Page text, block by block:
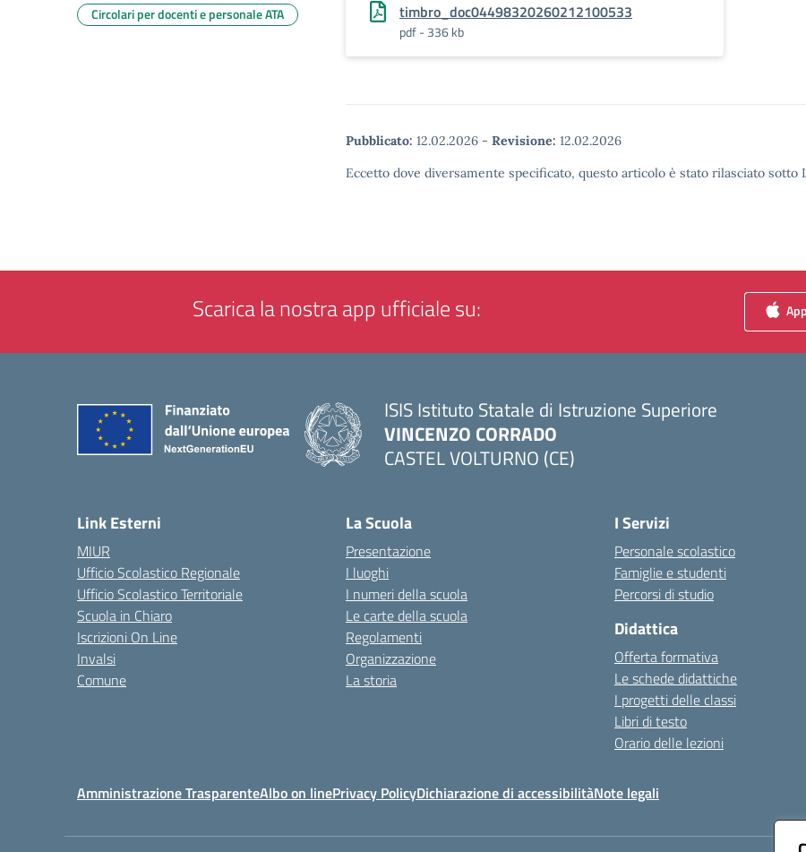
timbro_doc04498320260212100533
pdf - 336 kb
Pubblicato: 12.02.2026 - Revisione: 12.02.2026
Eccetto dove diversamente specificato, questo articolo è stato rilasciato
Circolari per docenti e personale ATA
Scarica la nostra app ufficiale su:
ISIS Istituto Statale di Istruzione Superiore
VINCENZO CORRADO
CASTEL VOLTURNO (CE)
Link Esterni
MIUR
Ufficio Scolastico Regionale
Ufficio Scolastico Territoriale
Scuola in Chiaro
Iscrizioni On Line
Invalsi
Comune
La Scuola
Presentazione
I luoghi
I numeri della scuola
Le carte della scuola
Regolamenti
Organizzazione
La storia
I Servizi
Personale scolastico
Famiglie e studenti
Percorsi di studio
Didattica
Offerta formativa
Le schede didattiche
I progetti delle classi
Libri di testo
Orario delle lezioni
Amministrazione TrasparenteAlbo on linePrivacy PolicyDichiarazione di accessibilitàNote legali